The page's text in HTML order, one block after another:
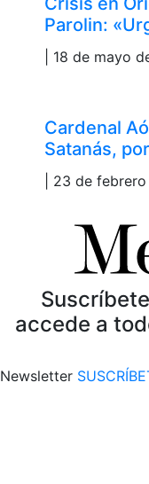
Parolin:
| 18 de mayo
Cardenal
Satanás,
| 23 de
accede a
Newsletter